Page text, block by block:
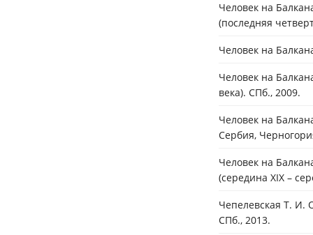
Человек на
(последняя
Человек на
Человек на
века). СПб., 2009.
Человек на
Сербия,
Человек на
(середина XIX –
Чепелевская Т. И.
СПб., 2013.